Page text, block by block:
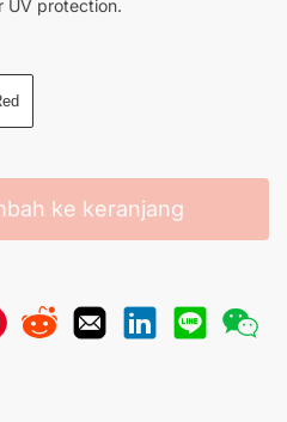
UV protection.
ke keranjang